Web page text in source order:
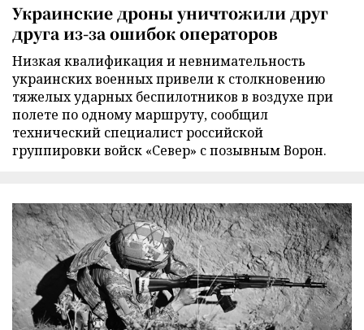
Украинские дроны уничтожили друг
друга из-за ошибок операторов
Низкая квалификация и невнимательность
украинских военных привели к столкновению
тяжелых ударных беспилотников в воздухе при
полете по одному маршруту, сообщил
технический специалист российской
группировки войск «Север» с позывным Ворон.